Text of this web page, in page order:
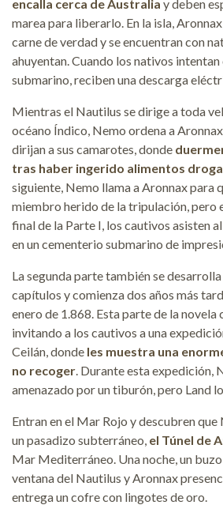
encalla cerca de Australia y deben
marea para liberarlo. En la isla,
carne de verdad y se encuentran con
ahuyentan. Cuando los nativos intentan
submarino, reciben una descarga
Mientras el Nautilus se dirige a toda
océano Índico, Nemo ordena a
dirijan a sus camarotes, donde
tras haber ingerido alimentos
siguiente, Nemo llama a Aronnax para
miembro herido de la tripulación, pero
final de la Parte I, los cautivos asisten
en un cementerio submarino de
La segunda parte también se
capítulos y comienza dos años más
enero de 1.868. Esta parte de la novela
invitando a los cautivos a una
Ceilán, donde les muestra una
no recoger . Durante esta expedición,
amenazado por un tiburón, pero Land
Entran en el Mar Rojo y descubren
un pasadizo subterráneo, el Túnel de
Mar Mediterráneo. Una noche, un
ventana del Nautilus y Aronnax
entrega un cofre con lingotes de oro.